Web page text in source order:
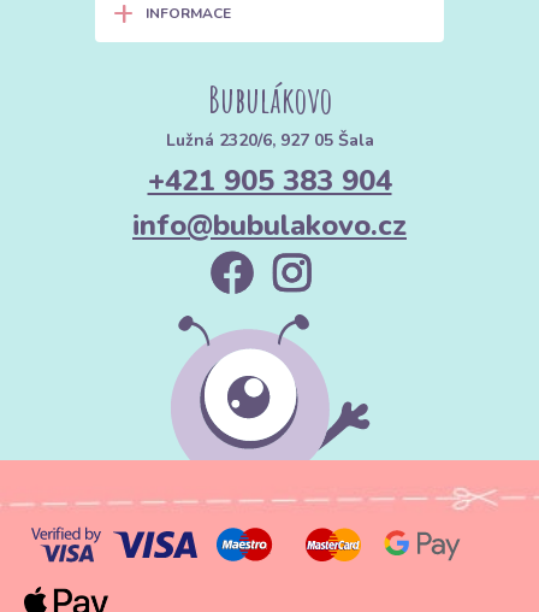
+ INFORMACE
Bubulákovo
Lužná 2320/6, 927 05 Šala
+421 905 383 904
info@bubulakovo.cz